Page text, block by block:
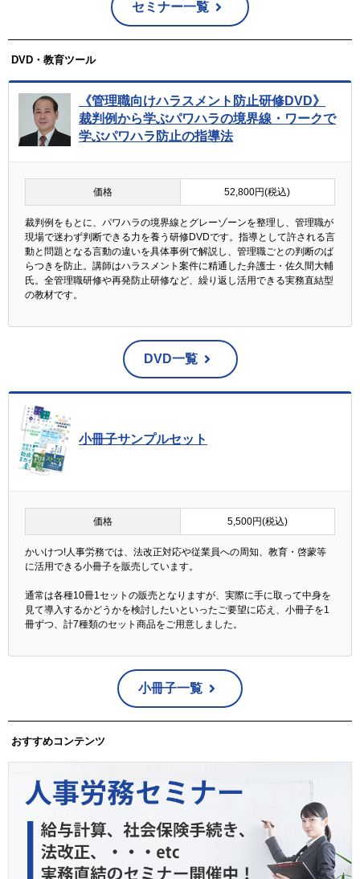
セミナー一覧
DVD・教育ツール
《管理職向けハラスメント防止研修DVD》
裁判例から学ぶパワハラの境界線・ワークで
学ぶパワハラ防止の指導法
価格 52,800円(税込)
裁判例をもとに、パワハラの境界線とグレーゾーンを整理し、管理職が
現場で迷わず判断できる力を養う研修DVDです。指導として許される言
動と問題となる言動の違いを具体事例で解説し、管理職ごとの判断のば
らつきを防止。講師はハラスメント案件に精通した弁護士・佐久間大輔
氏。全管理職研修や再発防止研修など、繰り返し活用できる実務直結型
の教材です。
DVD一覧
小冊子サンプルセット
価格 5,500円(税込)
かいけつ!人事労務では、法改正対応や従業員への周知、教育・啓蒙等
に活用できる小冊子を販売しています。
通常は各種10冊1セットの販売となりますが、実際に手に取って中身を
見て導入するかどうかを検討したいといったご要望に応え、小冊子を1
冊ずつ、計7種類のセット商品をご用意しました。
小冊子一覧
おすすめコンテンツ